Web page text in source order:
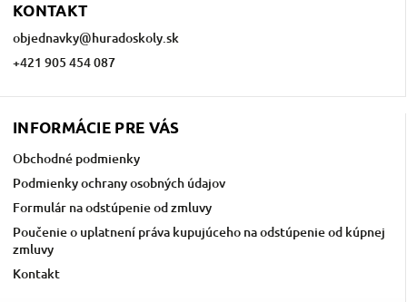
KONTAKT
objednavky@huradoskoly.sk
+421 905 454 087
INFORMÁCIE PRE VÁS
Obchodné podmienky
Podmienky ochrany osobných údajov
Formulár na odstúpenie od zmluvy
Poučenie o uplatnení práva kupujúceho na odstúpenie od kúpnej
zmluvy
Kontakt